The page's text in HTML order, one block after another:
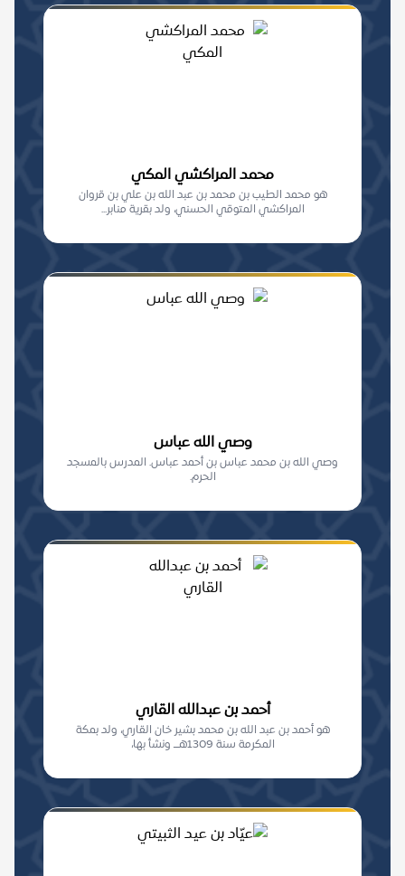
محمد المراكشي المكي
هو محمد الطيب بن محمد بن عبد الله بن علي بن قروان
المراكشي المتوقي الحسني، ولد بقرية منابر...
وصي الله عباس
وصي الله بن محمد عباس بن أحمد عباس. المدرس بالمسجد
الحرم.
أحمد بن عبدالله القاري
هو أحمد بن عبد الله بن محمد بشير خان القاري، ولد بمكة
المكرمة سنة 1309هـــ ونشأ بها،